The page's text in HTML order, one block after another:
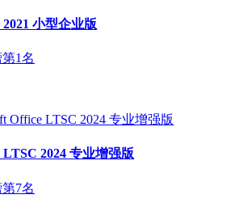
小型企业版
第1名
2024 专业增强版
第7名